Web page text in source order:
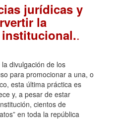
jurídicas y
la
.
divulgación de los
para promocionar a una, o
esta última práctica es
y, a pesar de estar
cientos de
en toda la república